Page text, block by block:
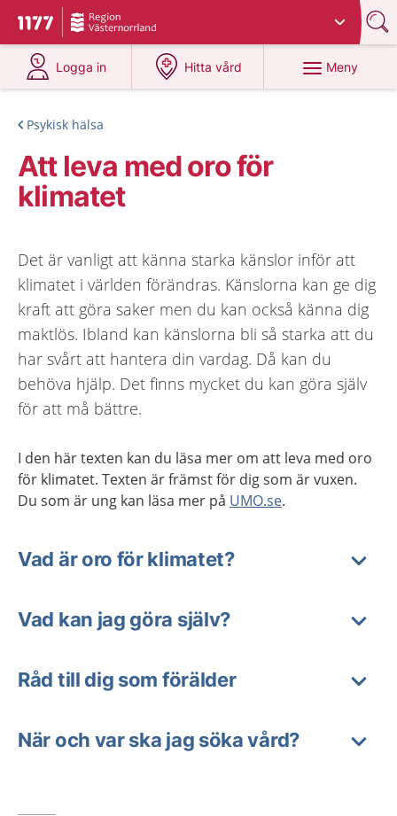
Till startsidan för 1177
Du har valt region
Logga in
på 1177.se
Hitta vård
på 1177.se
Meny
Psykisk hälsa
Att leva med oro för
klimatet
Det är vanligt att känna starka känslor inför att
klimatet i världen förändras. Känslorna kan ge dig
kraft att göra saker men du kan också känna dig
maktlös. Ibland kan känslorna bli så starka att du
har svårt att hantera din vardag. Då kan du
behöva hjälp. Det finns mycket du kan göra själv
för att må bättre.
I den här texten kan du läsa mer om att leva med oro
för klimatet. Texten är främst för dig som är vuxen.
Du som är ung kan läsa mer på UMO.se.
Vad är oro för klimatet?
Vad kan jag göra själv?
Råd till dig som förälder
När och var ska jag söka vård?